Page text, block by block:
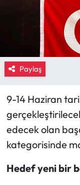
Paylaş
9-14 Haziran
edecek olan
kategorisinde
Hedef yeni bir
İskilip
Kargı
Kimdir?
Kültür Sanat
Laçin